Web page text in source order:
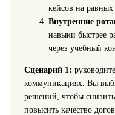
кейсов на равных
Внутренние
навыки быстрее
через учебный
Сценарий 1:
коммуникациях. Вы
решений, чтобы
повысить качество